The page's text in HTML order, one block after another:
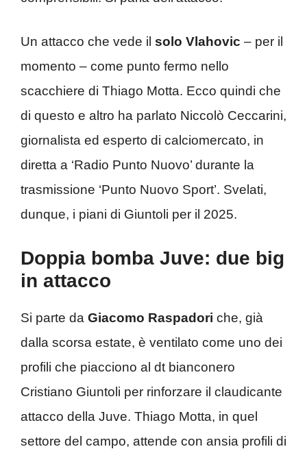
Un attacco che vede il solo Vlahovic – per il
momento – come punto fermo nello
scacchiere di Thiago Motta. Ecco quindi che
di questo e altro ha parlato Niccolò Ceccarini,
giornalista ed esperto di calciomercato, in
diretta a ‘Radio Punto Nuovo’ durante la
trasmissione ‘Punto Nuovo Sport’. Svelati,
dunque, i piani di Giuntoli per il 2025.
Doppia bomba Juve: due big
in attacco
Si parte da Giacomo Raspadori che, già
dalla scorsa estate, è ventilato come uno dei
profili che piacciono al dt bianconero
Cristiano Giuntoli per rinforzare il claudicante
attacco della Juve. Thiago Motta, in quel
settore del campo, attende con ansia profili di